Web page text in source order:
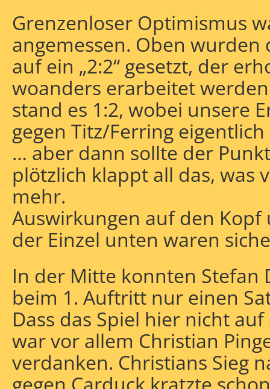
Grenzenloser Optimismus
angemessen. Oben
auf ein „2:2“ gesetzt, der
woanders erarbeitet
stand es 1:2, wobei unsere
gegen Titz/Ferring
… aber dann sollte der
plötzlich klappt all das, was
mehr.
Auswirkungen auf den
der Einzel unten waren
In der Mitte konnten Stefan
beim 1. Auftritt nur einen
Dass das Spiel hier nicht
war vor allem Christian
verdanken. Christians Sieg